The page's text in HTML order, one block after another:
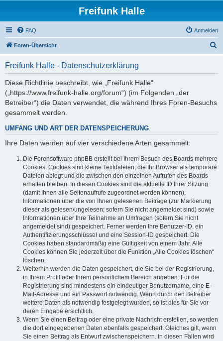
Freifunk Halle
FAQ Anmelden
Foren-Übersicht
Freifunk Halle - Datenschutzerklärung
Diese Richtlinie beschreibt, wie „Freifunk Halle“
(„https://www.freifunk-halle.org/forum“) (im Folgenden „der
Betreiber“) die Daten verwendet, die während Ihres Foren-Besuchs
gesammelt werden.
UMFANG UND ART DER DATENSPEICHERUNG
Ihre Daten werden auf vier verschiedene Arten gesammelt:
Die Forensoftware phpBB erstellt bei Ihrem Besuch des Boards mehrere
Cookies. Cookies sind kleine Textdateien, die Ihr Browser als temporäre
Dateien ablegt und die zwischen den einzelnen Aufrufen des Boards
erhalten bleiben. In diesen Cookies sind die aktuelle ID Ihrer Sitzung
(damit Ihnen alle Seitenaufrufe zugeordnet werden können),
Informationen über die von Ihnen gelesenen Beiträge (zur Markierung
dieser als gelesen/ungelesen; sofern Sie nicht angemeldet sind) sowie
Informationen über Ihre Teilnahme an Umfragen (sofern Sie nicht
angemeldet sind) gespeichert. Ferner werden Ihre Benutzer-ID, ein
Authentifizierungsschlüssel und eine Session-ID gespeichert. Die
Cookies haben standardmäßig eine Gültigkeit von einem Jahr. Alle
Cookies können Sie jederzeit über die Funktion „Alle Cookies löschen“
löschen.
Weiterhin werden die Daten gespeichert, die Sie bei der Registrierung,
in Ihrem Profil oder Ihrem persönlichem Bereich angeben. Für die
Registrierung sind mindestens ein eindeutiger Benutzername, eine E-
Mail-Adresse und ein Passwort notwendig. Wenn durch den Betreiber
weitere Daten als notwendig festgelegt wurden, so ist dies für Sie vor
deren Eingabe ersichtlich.
Wenn Sie einen Beitrag oder eine private Nachricht erstellen, so werden
die dort eingegebenen Daten ebenfalls gespeichert. Gleiches gilt, wenn
Sie einen Beitrag als Entwurf zwischenspeichern. In diesen Fällen wird